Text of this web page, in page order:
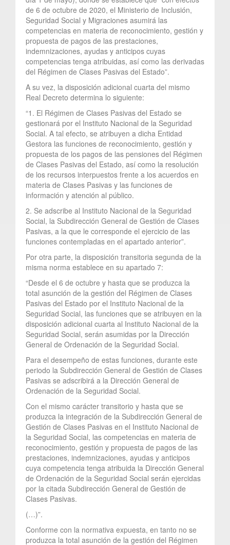
de 6 de octubre de 2020, el Ministerio de Inclusión,
Seguridad Social y Migraciones asumirá las
competencias en materia de reconocimiento, gestión y
propuesta de pagos de las prestaciones,
indemnizaciones, ayudas y anticipos cuyas
competencias tenga atribuidas, así como las derivadas
del Régimen de Clases Pasivas del Estado”.
A su vez, la disposición adicional cuarta del mismo
Real Decreto determina lo siguiente:
“1. El Régimen de Clases Pasivas del Estado se
gestionará por el Instituto Nacional de la Seguridad
Social. A tal efecto, se atribuyen a dicha Entidad
Gestora las funciones de reconocimiento, gestión y
propuesta de los pagos de las pensiones del Régimen
de Clases Pasivas del Estado, así como la resolución
de los recursos interpuestos frente a los acuerdos en
materia de Clases Pasivas y las funciones de
información y atención al público.
2. Se adscribe al Instituto Nacional de la Seguridad
Social, la Subdirección General de Gestión de Clases
Pasivas, a la que le corresponde el ejercicio de las
funciones contempladas en el apartado anterior”.
Por otra parte, la disposición transitoria segunda de la
misma norma establece en su apartado 7:
“Desde el 6 de octubre y hasta que se produzca la
total asunción de la gestión del Régimen de Clases
Pasivas del Estado por el Instituto Nacional de la
Seguridad Social, las funciones que se atribuyen en la
disposición adicional cuarta al Instituto Nacional de la
Seguridad Social, serán asumidas por la Dirección
General de Ordenación de la Seguridad Social.
Para el desempeño de estas funciones, durante este
periodo la Subdirección General de Gestión de Clases
Pasivas se adscribirá a la Dirección General de
Ordenación de la Seguridad Social.
Con el mismo carácter transitorio y hasta que se
produzca la integración de la Subdirección General de
Gestión de Clases Pasivas en el Instituto Nacional de
la Seguridad Social, las competencias en materia de
reconocimiento, gestión y propuesta de pagos de las
prestaciones, indemnizaciones, ayudas y anticipos
cuya competencia tenga atribuida la Dirección General
de Ordenación de la Seguridad Social serán ejercidas
por la citada Subdirección General de Gestión de
Clases Pasivas.
(…)”.
Conforme con la normativa expuesta, en tanto no se
produzca la total asunción de la gestión del Régimen